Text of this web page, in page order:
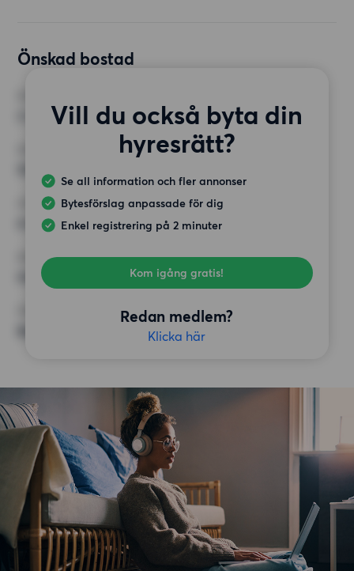
Önskad bostad
Vill du också byta din
hyresrätt?
Se all information och fler annonser
Bytesförslag anpassade för dig
Enkel registrering på 2 minuter
Kom igång gratis!
Redan medlem?
Klicka här
MINST ANTAL KVADRATMETER
HÖGSTA HYRA
6 000 kr
Hiss
ÖVRIGA PREFERENSER